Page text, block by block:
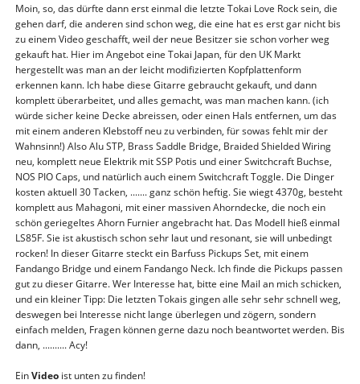
Moin, so, das dürfte dann erst einmal die letzte Tokai Love Rock sein, die
gehen darf, die anderen sind schon weg, die eine hat es erst gar nicht bis
zu einem Video geschafft, weil der neue Besitzer sie schon vorher weg
gekauft hat. Hier im Angebot eine Tokai Japan, für den UK Markt
hergestellt was man an der leicht modifizierten Kopfplattenform
erkennen kann. Ich habe diese Gitarre gebraucht gekauft, und dann
komplett überarbeitet, und alles gemacht, was man machen kann. (ich
würde sicher keine Decke abreissen, oder einen Hals entfernen, um das
mit einem anderen Klebstoff neu zu verbinden, für sowas fehlt mir der
Wahnsinn!) Also Alu STP, Brass Saddle Bridge, Braided Shielded Wiring
neu, komplett neue Elektrik mit SSP Potis und einer Switchcraft Buchse,
NOS PIO Caps, und natürlich auch einem Switchcraft Toggle. Die Dinger
kosten aktuell 30 Tacken, ....... ganz schön heftig. Sie wiegt 4370g, besteht
komplett aus Mahagoni, mit einer massiven Ahorndecke, die noch ein
schön geriegeltes Ahorn Furnier angebracht hat. Das Modell hieß einmal
LS85F. Sie ist akustisch schon sehr laut und resonant, sie will unbedingt
rocken! In dieser Gitarre steckt ein Barfuss Pickups Set, mit einem
Fandango Bridge und einem Fandango Neck. Ich finde die Pickups passen
gut zu dieser Gitarre. Wer Interesse hat, bitte eine Mail an mich schicken,
und ein kleiner Tipp: Die letzten Tokais gingen alle sehr sehr schnell weg,
deswegen bei Interesse nicht lange überlegen und zögern, sondern
einfach melden, Fragen können gerne dazu noch beantwortet werden. Bis
dann, .......... Acy!
EinVideoist unten zu finden!